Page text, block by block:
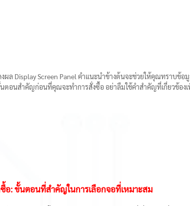
ผล Display Screen Panel คำแนะนำข้างต้นจะช่วยให้คุณทราบ
นสำคัญก่อนที่คุณจะทำการสั่งซื้อ อย่าลืมใช้คำสำคัญที่เกี่ยวข้องเ
: ขั้นตอนที่สำคัญในการเลือกจอที่เหมาะสม